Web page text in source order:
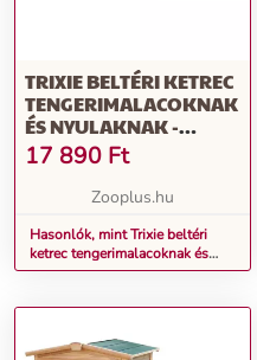
TRIXIE BELTÉRI KETREC
TENGERIMALACOKNAK
ÉS NYULAKNAK -
HOZZÁILLÓ KIEGÉSZÍTŐ
TERMÉK: BELTÉRI
KIFUTÓS KETREC
17 890 Ft
Zooplus.hu
Hasonlók, mint Trixie beltéri
ketrec tengerimalacoknak és
nyulaknak - Hozzáilló
ketrec kisállatoknak